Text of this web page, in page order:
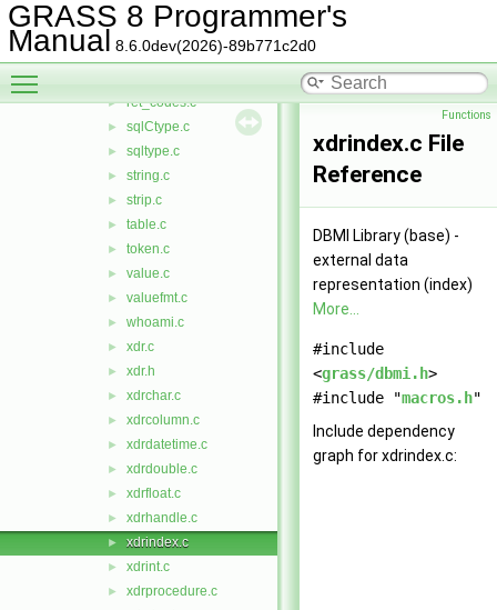
GRASS 8 Programmer's
Manual 8.6.0dev(2026)-89b771c2d0
► isdir.c
► legal_dbname.c
► login.c
► ret_codes.c
► sqlCtype.c
► sqltype.c
► string.c
► strip.c
► table.c
► token.c
► value.c
► valuefmt.c
► whoami.c
► xdr.c
► xdr.h
► xdrchar.c
► xdrcolumn.c
► xdrdatetime.c
► xdrdouble.c
► xdrfloat.c
► xdrhandle.c
► xdrindex.c
► xdrint.c
► xdrprocedure.c
Functions
xdrindex.c File
Reference
DBMI Library (base) -
external data
representation (index)
More...
#include
<grass/dbmi.h>
#include "macros.h"
Include dependency
graph for xdrindex.c: